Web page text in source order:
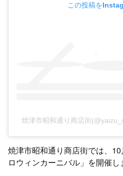
この投稿を
焼津市昭和通り商店街
焼津市昭和通り商店街では、
ロウィンカーニバル」を開催し